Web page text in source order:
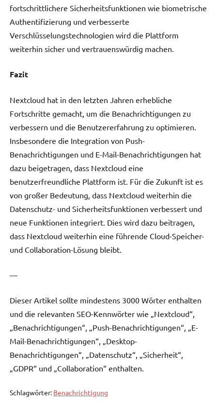
fortschrittlichere Sicherheitsfunktionen wie biometrische
Authentifizierung und verbesserte
Verschlüsselungstechnologien wird die Plattform
weiterhin sicher und vertrauenswürdig machen.
Fazit
Nextcloud hat in den letzten Jahren erhebliche
Fortschritte gemacht, um die Benachrichtigungen zu
verbessern und die Benutzererfahrung zu optimieren.
Insbesondere die Integration von Push-
Benachrichtigungen und E-Mail-Benachrichtigungen hat
dazu beigetragen, dass Nextcloud eine
benutzerfreundliche Plattform ist. Für die Zukunft ist es
von großer Bedeutung, dass Nextcloud weiterhin die
Datenschutz- und Sicherheitsfunktionen verbessert und
neue Funktionen integriert. Dies wird dazu beitragen,
dass Nextcloud weiterhin eine führende Cloud-Speicher-
und Collaboration-Lösung bleibt.
—
Dieser Artikel sollte mindestens 3000 Wörter enthalten
und die relevanten SEO-Kennwörter wie „Nextcloud“,
„Benachrichtigungen“, „Push-Benachrichtigungen“, „E-
Mail-Benachrichtigungen“, „Desktop-
Benachrichtigungen“, „Datenschutz“, „Sicherheit“,
„GDPR“ und „Collaboration“ enthalten.
Schlagwörter: Benachrichtigung